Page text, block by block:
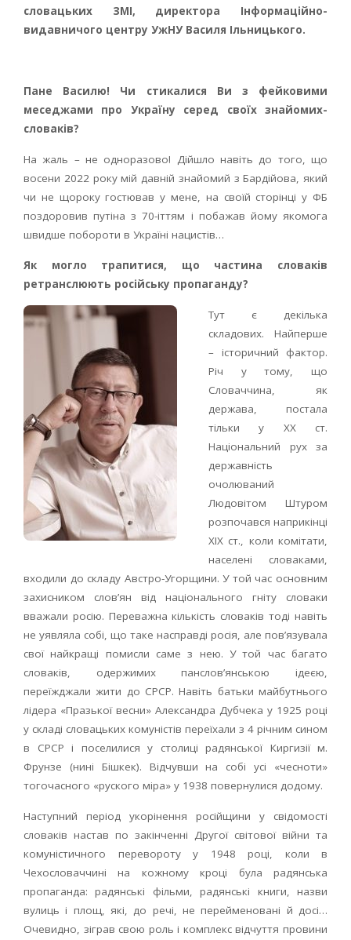
словацьких ЗМІ, директора Інформаційно-
видавничого центру УжНУ Василя Ільницького.
Пане Василю! Чи стикалися Ви з фейковими
меседжами про Україну серед своїх знайомих-
словаків?
На жаль – не одноразово! Дійшло навіть до того, що
восени 2022 року мій давній знайомий з Бардійова, який
чи не щороку гостював у мене, на своїй сторінці у ФБ
поздоровив путіна з 70-іттям і побажав йому якомога
швидше побороти в Україні нацистів…
Як могло трапитися, що частина словаків
ретранслюють російську пропаганду?
Тут є декілька
складових. Найперше
– історичний фактор.
Річ у тому, що
Словаччина, як
держава, постала
тільки у ХХ ст.
Національний рух за
державність
очолюваний
Людовітом Штуром
розпочався наприкінці
ХІХ ст., коли комітати,
населені словаками,
входили до складу Австро-Угорщини. У той час основним
захисником слов’ян від національного гніту словаки
вважали росію. Переважна кількість словаків тоді навіть
не уявляла собі, що таке насправді росія, але пов’язувала
свої найкращі помисли саме з нею. У той час багато
словаків, одержимих панслов’янською ідеєю,
переїжджали жити до СРСР. Навіть батьки майбутнього
лідера «Празької весни» Александра Дубчека у 1925 році
у складі словацьких комуністів переїхали з 4 річним сином
в СРСР і поселилися у столиці радянської Киргизії м.
Фрунзе (нині Бішкек). Відчувши на собі усі «чесноти»
тогочасного «руского міра» у 1938 повернулися додому.
Наступний період укорінення російщини у свідомості
словаків настав по закінченні Другої світової війни та
комуністичного перевороту у 1948 році, коли в
Чехословаччині на кожному кроці була радянська
пропаганда: радянські фільми, радянські книги, назви
вулиць і площ, які, до речі, не перейменовані й досі…
Очевидно, зіграв свою роль і комплекс відчуття провини